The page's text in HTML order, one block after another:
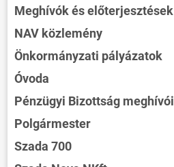
Meghívók és előterjesztések
NAV közlemény
Önkormányzati pályázatok
Óvoda
Pénzügyi Bizottság meghívói
Polgármester
Szada 700